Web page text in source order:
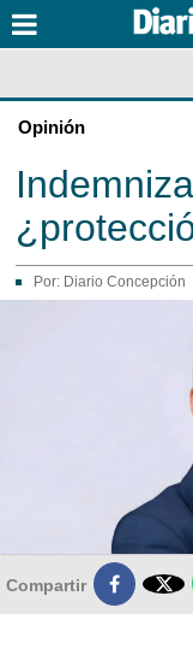
Opinión
Por: Diario Concepción
Compartir